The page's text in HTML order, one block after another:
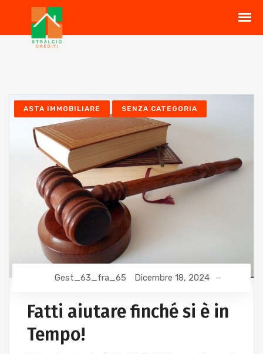
ASTA IMMOBILIARE SENZA CATEGORIA
Gest_63_fra_65 Dicembre 18, 2024
Fatti aiutare finché si è in
Tempo!